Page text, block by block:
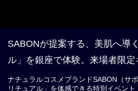
SABONが提案する、美肌へ導
ル」を銀座で体験。来場者限
ャルイベント、9月15日（月・
ナチュラルコスメブランドSABON（サ
リチュアル」を体感できる特別イベン